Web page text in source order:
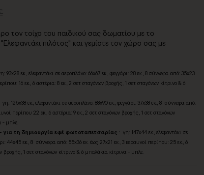
τον τοίχο του παιδικού σας δωματίου με το
"Ελεφαντάκι πιλότος" και γεμίστε τον χώρο σας με
93x28 εκ., ελεφαντάκι σε αεροπλάνο: 66x67 εκ., φεγγάρι: 28 εκ., 8 σύννεφα από: 35x23
16 εκ., 6 αστέρια: 8 εκ., 2 σετ σταγόνων βροχής, 1 σετ σταγόνων κίτρινο & 6
: γη: 125x38 εκ., ελεφαντάκι σε αεροπλάνο: 88x90 εκ., φεγγάρι: 37x38 εκ., 8 σύννεφα από:
περίπου 22 εκ., 6 αστέρια: 9 εκ., 2 σετ σταγόνων βροχής, 1 σετ σταγόνων
- μπλε.
για τη δημιουργία εφέ φωτοταπετσαρίας
: γη: 147x44 εκ., ελεφαντάκι σε
44x45 εκ., 8 σύννεφα από: 55x36 εκ. έως 27x21 εκ., 3 κεραυνοί περίπου: 25 εκ., 6
βροχής, 1 σετ σταγόνων κίτρινο & 6 μπαλάκια κίτρινα - μπλε.